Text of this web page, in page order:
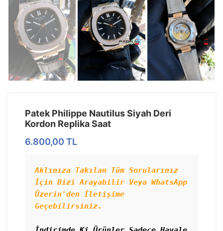
Patek Philippe Nautilus Siyah Deri
Kordon Replika Saat
6.800,00 TL
Aklınıza Takılan Tüm Sorularınız
İçin Bizi Arayabilir Veya WhatsApp
Üzerin'den İletişime
Geçebilirsiniz.